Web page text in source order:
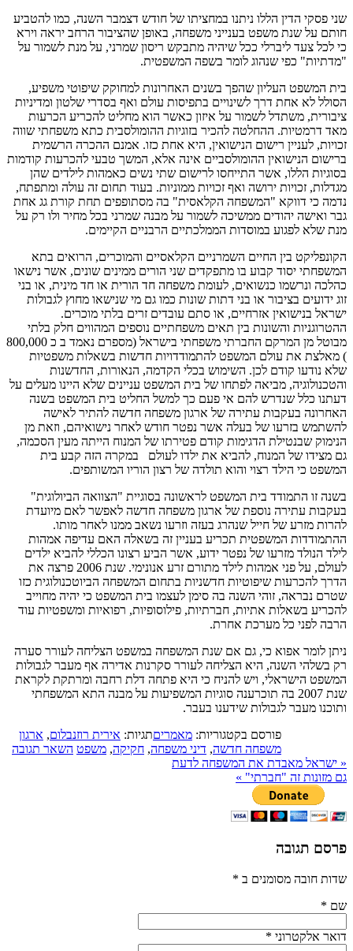
שני פסקי הדין הללו ניתנו במחציתו של חודש דצמבר השנה, כמו להטביע
חותם על שנת משפט בענייני משפחה, באופן שהציבור הרחב יראה וירא
כי לכל צעד ליברלי ככל שיהיה מתבקש ריסון שמרני, על מנת לשמור על
"מדתיות" כפי שנהוג לומר בשפה המשפטית.
בית המשפט העליון שהפך בשנים האחרונות למחוקק שיפוטי משפיע,
הסולל לא אחת דרך לשינויים בתפיסות עולם ואף בסדרי שלטון ומדיניות
ציבורית, משתדל לשמור על איזון כאשר הוא מחליט להכריע הכרעות
מאד דרמטיות. ההחלטה להכיר בזוגיות ההומולסבית כתא משפחתי שווה
זכויות, לעניין רישום הנישואין, היא אחת כזו. אמנם ההכרה הרשמית
ברישום הנישואין ההומולסביים אינה אלא, המשך טבעי להכרעות קודמות
בסוגיות הללו, אשר התייחסו לרישום שתי נשים כאמהות לילדים שהן
מגדלות, זכויות ירושה ואף זכויות ממוניות. בעוד תחום זה עולה ומתפתח,
נדמה כי דווקא "המשפחה הקלאסית" בה מסתופפים תחת קורת גג אחת
גבר ואישה יהודים ממשיכה לשמור על מבנה שמרני בכל מחיר ולו רק על
מנת שלא לפגוע במוסדות הממלכתיים הרבניים הקיימים.
הקונפליקט בין החיים השמרניים הקלאסיים והמוכרים, הרואים בתא
המשפחתי יסוד קבוע בו מתפקדים שני הורים ממינים שונים, אשר נישאו
כהלכה ונרשמו כנשואים, לעומת משפחה חד הורית או חד מינית, או בני
זוג ידועים בציבור או בני דתות שונות כמו גם מי שנישאו מחוץ לגבולות
ישראל בנישואין אזרחיים, או סתם עובדים זרים בלתי מוכרים.
ההטרוגניות והשונות בין תאים משפחתיים נוספים המהווים חלק בלתי
מבוטל מן המרקם החברתי משפחתי בישראל (מספרם נאמד ב כ 800,000
) מאלצת את עולם המשפט להתמודדויות חדשות בשאלות משפטיות
שלא נודעו קודם לכן. השימוש בכלי הקדמה, הנאורות, החדשנות
והטכנולוגיה, מביאה לפתחו של בית המשפט עניינים שלא היינו מעלים על
דעתנו כלל שנדרש להם אי פעם כך למשל החליט בית המשפט בשנה
האחרונה בעקבות עתירה של ארגון משפחה חדשה להתיר לאישה
להשתמש בזרעו של בעלה אשר נפטר חודש לאחר נישואיהם, וזאת מן
הנימוק שבנטילת הדגימות קודם פטירתו של המנוח הייתה מעין הסכמה,
גם מצידו של המנוח, להביא את ילדו לעולם במקרה הזה קבע בית
המשפט כי הילד רצוי והוא תולדה של רצון הוריו המשותפים.
בשנה זו התמודד בית המשפט לראשונה בסוגיית "הצוואה הביולוגית"
בעקבות עתירה נוספת של ארגון משפחה חדשה לאפשר לאם מיועדת
להרות מזרע של חייל שנהרג בעזה וזרעו נשאב ממנו לאחר מותו.
ההתמודדות המשפטית תכריע בעניין זה בשאלה האם עדיפה אמהות
לילד הנולד מזרעו של נפטר ידוע, אשר הביע רצונו הכללי להביא ילדים
לעולם, על פני אמהות לילד מתורם זרע אנונימי. שנת 2006 פרצה את
הדרך להכרעות שיפוטיות חדשניות בתחום המשפחה הביוטכנולוגית כזו
שטרם נבראה, זוהי השנה בה סימן לעצמו בית המשפט כי יהיה מחוייב
להכריע בשאלות אתיות, חברתיות, פילוסופיות, רפואיות ומשפטיות עוד
הרבה לפני כל מערכת אחרת.
ניתן לומר אפוא כי, גם אם שנת המשפחה במשפט הצליחה לעורר סערה
רק בשלהי השנה, היא הצליחה לעורר סקרנות אדירה אף מעבר לגבולות
המשפט הישראלי, ויש להניח כי היא פתחה דלת רחבה ומרתקת לקראת
שנת 2007 בה תוכרענה סוגיות המשפיעות על מבנה התא המשפחתי
ותוכנו מעבר לגבולות שידענו בעבר.
פורסם בקטגוריות: מאמריםתגיות: אירית רוזנבלום, ארגון
משפחה חדשה, דיני משפחה, חקיקה, משפט השאר תגובה
« ישראל מאבדת את המשפחה לדעת
גם מזונות זה "חברתי" »
פרסם תגובה
שדות חובה מסומנים ב *
שם *
דואר אלקטרוני *